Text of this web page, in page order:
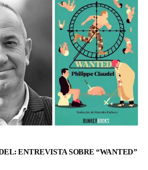
ENTREVISTA SOBRE “WANTED”